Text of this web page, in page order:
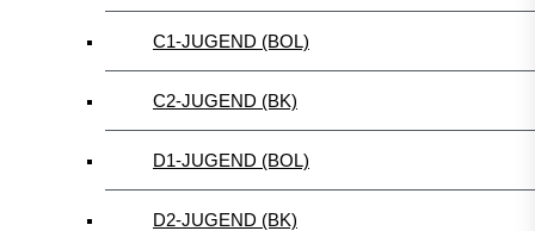
C1-JUGEND (BOL)
C2-JUGEND (BK)
D1-JUGEND (BOL)
D2-JUGEND (BK)